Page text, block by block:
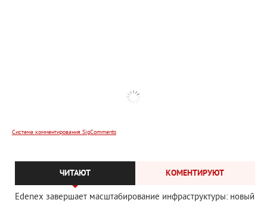
Система комментирования SigComments
ЧИТАЮТ КОМЕНТИРУЮТ
Edenex завершает масштабирование инфраструктуры: новый